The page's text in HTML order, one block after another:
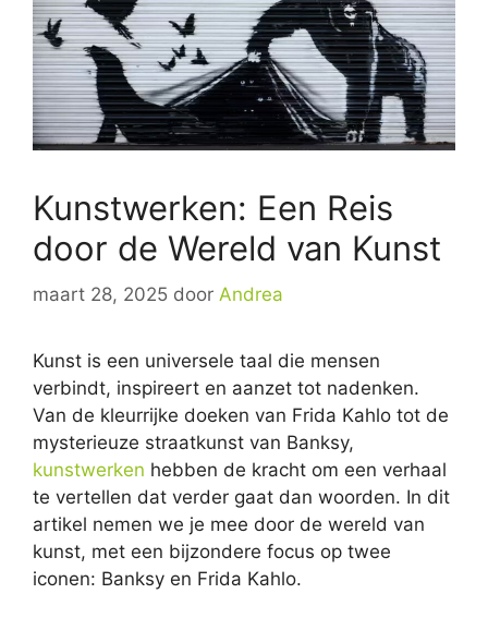
Kunstwerken: Een Reis
door de Wereld van Kunst
maart 28, 2025 door Andrea
Kunst is een universele taal die mensen
verbindt, inspireert en aanzet tot nadenken.
Van de kleurrijke doeken van Frida Kahlo tot de
mysterieuze straatkunst van Banksy,
kunstwerken hebben de kracht om een verhaal
te vertellen dat verder gaat dan woorden. In dit
artikel nemen we je mee door de wereld van
kunst, met een bijzondere focus op twee
iconen: Banksy en Frida Kahlo.